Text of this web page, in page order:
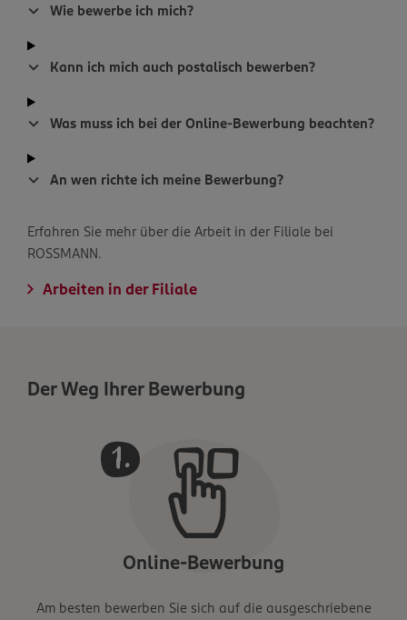
Wie bewerbe ich mich?
Kann ich mich auch postalisch bewerben?
Was muss ich bei der Online-Bewerbung beachten?
An wen richte ich meine Bewerbung?
Erfahren Sie mehr über die Arbeit in der Filiale bei
ROSSMANN.
Arbeiten in der Filiale
Der Weg Ihrer Bewerbung
Online-Bewerbung
Am besten bewerben Sie sich auf die ausgeschriebene